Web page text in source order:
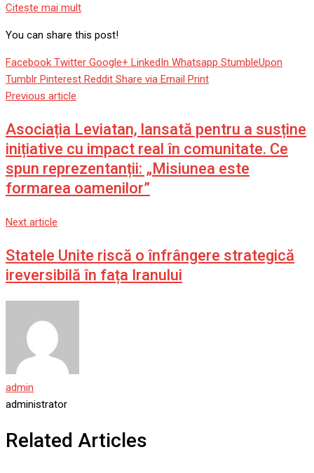
Citeşte mai mult
You can share this post!
Facebook Twitter Google+ LinkedIn Whatsapp StumbleUpon
Tumblr Pinterest Reddit Share via Email Print
Previous article
Asociația Leviatan, lansată pentru a susține
inițiative cu impact real în comunitate. Ce
spun reprezentanții: „Misiunea este
formarea oamenilor”
Next article
Statele Unite riscă o înfrângere strategică
ireversibilă în fața Iranului
admin
administrator
Related Articles